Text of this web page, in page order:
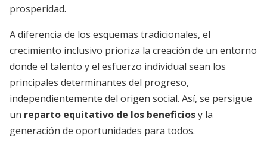
prosperidad.
A diferencia de los esquemas tradicionales, el
crecimiento inclusivo prioriza la creación de un entorno
donde el talento y el esfuerzo individual sean los
principales determinantes del progreso,
independientemente del origen social. Así, se persigue
un reparto equitativo de los beneficiosy la
generación de oportunidades para todos.